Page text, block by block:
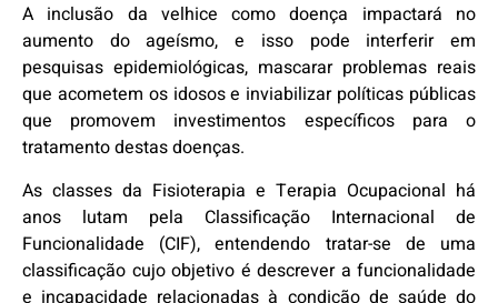
A inclusão da velhice como doença impactará no
aumento do ageísmo, e isso pode interferir em
pesquisas epidemiológicas, mascarar problemas reais
que acometem os idosos e inviabilizar políticas públicas
que promovem investimentos específicos para o
tratamento destas doenças.
As classes da Fisioterapia e Terapia Ocupacional há
anos lutam pela Classificação Internacional de
Funcionalidade (CIF), entendendo tratar-se de uma
classificação cujo objetivo é descrever a funcionalidade
e incapacidade relacionadas à condição de saúde do